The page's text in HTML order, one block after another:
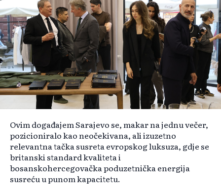
Ovim događajem Sarajevo se, makar na jednu večer,
pozicioniralo kao neočekivana, ali izuzetno
relevantna tačka susreta evropskog luksuza, gdje se
britanski standard kvaliteta i
bosanskohercegovačka poduzetnička energija
susreću u punom kapacitetu.